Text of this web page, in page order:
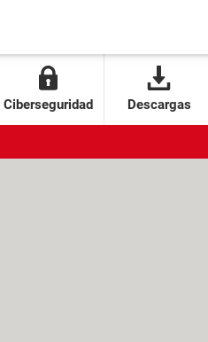
Ciberseguridad Descargas